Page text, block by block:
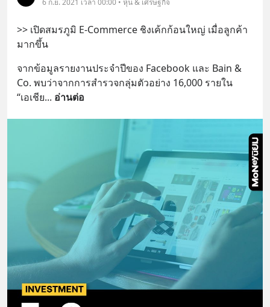
>> เปิดสมรภูมิ E-Commerce ชิงเค้กก้อนใหญ่ เมื่อลูกค้า
มากขึ้น
จากข้อมูลรายงานประจำปีของ Facebook และ Bain &
Co. พบว่าจากการสำรวจกลุ่มตัวอย่าง 16,000 รายใน
“เอเชีย... อ่านต่อ